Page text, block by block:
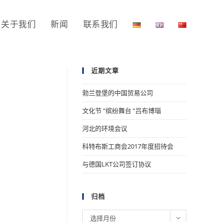
关于我们 新闻 联系我们
近期文章
勃兰登堡的中国贸易公司
文化节 “缤纷舞台 “吕布博瑙
河北的环境会议
科特布斯工商会2017年度招待会
与德国LKT公司签订协议
归档
选择月份